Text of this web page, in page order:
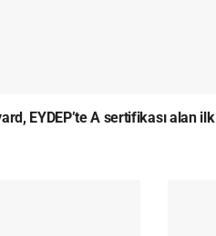
EYDEP’te A sertifikası alan ilk